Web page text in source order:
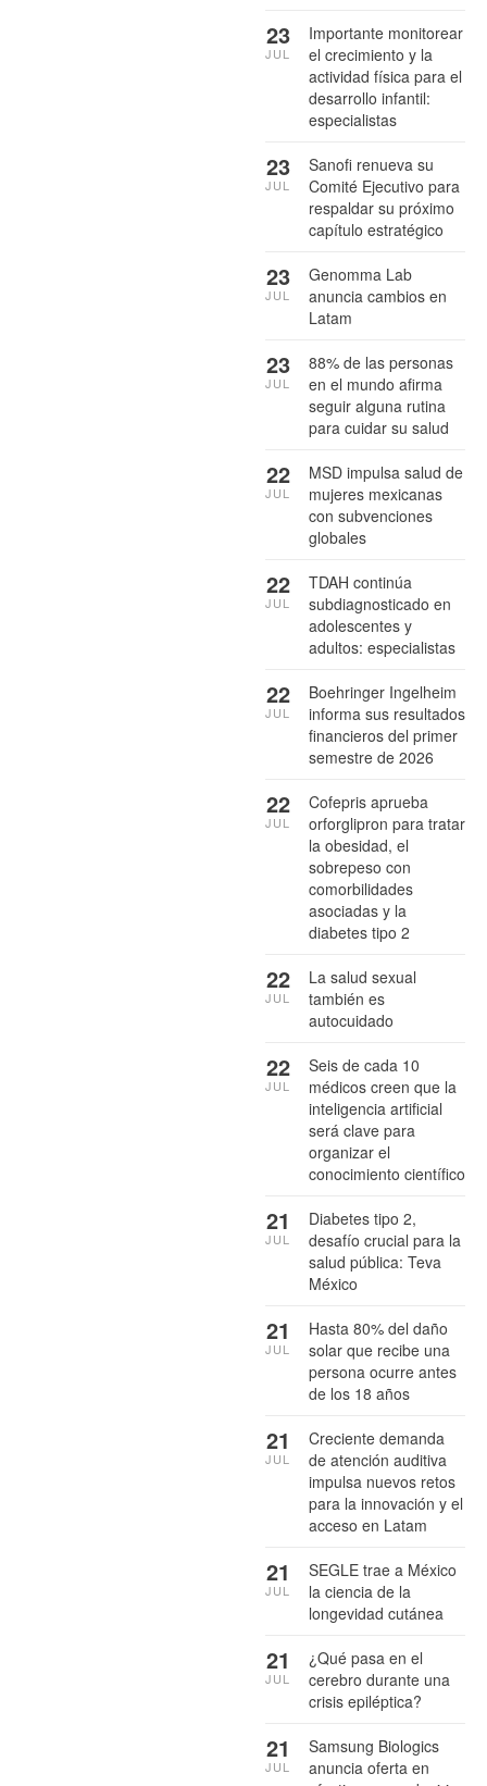
Importante monitorear
el crecimiento y la
actividad física para el
desarrollo infantil:
especialistas
23
JUL
Sanofi renueva su
Comité Ejecutivo para
respaldar su próximo
capítulo estratégico
23
JUL
Genomma Lab
anuncia cambios en
Latam
23
JUL
88% de las personas
en el mundo afirma
seguir alguna rutina
para cuidar su salud
23
JUL
MSD impulsa salud de
mujeres mexicanas
con subvenciones
globales
22
JUL
TDAH continúa
subdiagnosticado en
adolescentes y
adultos: especialistas
22
JUL
Boehringer Ingelheim
informa sus resultados
financieros del primer
semestre de 2026
22
JUL
Cofepris aprueba
orforglipron para tratar
la obesidad, el
sobrepeso con
comorbilidades
asociadas y la
diabetes tipo 2
22
JUL
La salud sexual
también es
autocuidado
22
JUL
Seis de cada 10
médicos creen que la
inteligencia artificial
será clave para
organizar el
conocimiento científico
22
JUL
Diabetes tipo 2,
desafío crucial para la
salud pública: Teva
México
21
JUL
Hasta 80% del daño
solar que recibe una
persona ocurre antes
de los 18 años
21
JUL
Creciente demanda
de atención auditiva
impulsa nuevos retos
para la innovación y el
acceso en Latam
21
JUL
SEGLE trae a México
la ciencia de la
longevidad cutánea
21
JUL
¿Qué pasa en el
cerebro durante una
crisis epiléptica?
21
JUL
Samsung Biologics
anuncia oferta en
21
JUL